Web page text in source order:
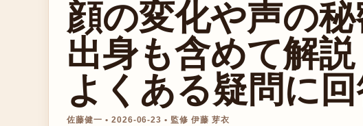
顔の変化や声の秘
出身も含めて解説
よくある疑問に
佐藤健一 • 2026-06-23 • 監修 伊藤 芽衣